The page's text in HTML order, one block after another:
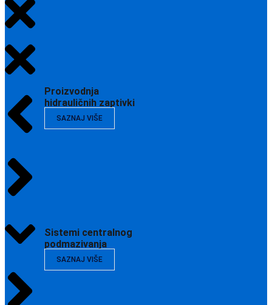
Proizvodnja
hidrauličnih zaptivki
SAZNAJ VIŠE
Sistemi centralnog
podmazivanja
SAZNAJ VIŠE